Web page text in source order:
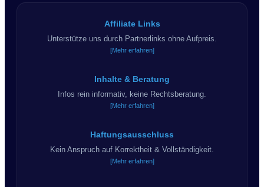
Affiliate Links
Unterstütze uns durch Partnerlinks ohne Aufpreis.
[Mehr erfahren]
Inhalte & Beratung
Infos rein informativ, keine Rechtsberatung.
[Mehr erfahren]
Haftungsausschluss
Kein Anspruch auf Korrektheit & Vollständigkeit.
[Mehr erfahren]